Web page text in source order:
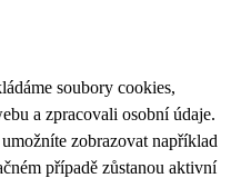
soubory cookies,
a zpracovali osobní údaje.
zobrazovat například
případě zůstanou aktivní